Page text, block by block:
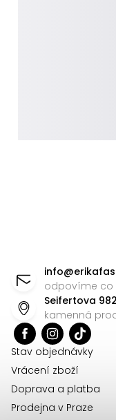
info@
odpovíme co
Seifertova
kamenná
Stav objednávky
Vrácení zboží
Doprava a platba
Prodejna v Praze